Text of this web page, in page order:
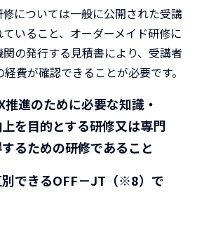
修については一般に公開された受講
いること、オーダーメイド研修に
の発行する見積書により、受講者
費が確認できることが必要です。
推進のために必要な知識・
を目的とする研修又は専門
るための研修であること
できるOFF－JT（※8）で